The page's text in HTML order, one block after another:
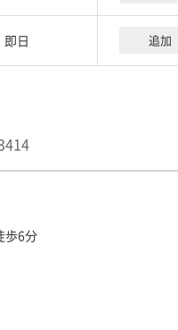
即日 追加
歩6分